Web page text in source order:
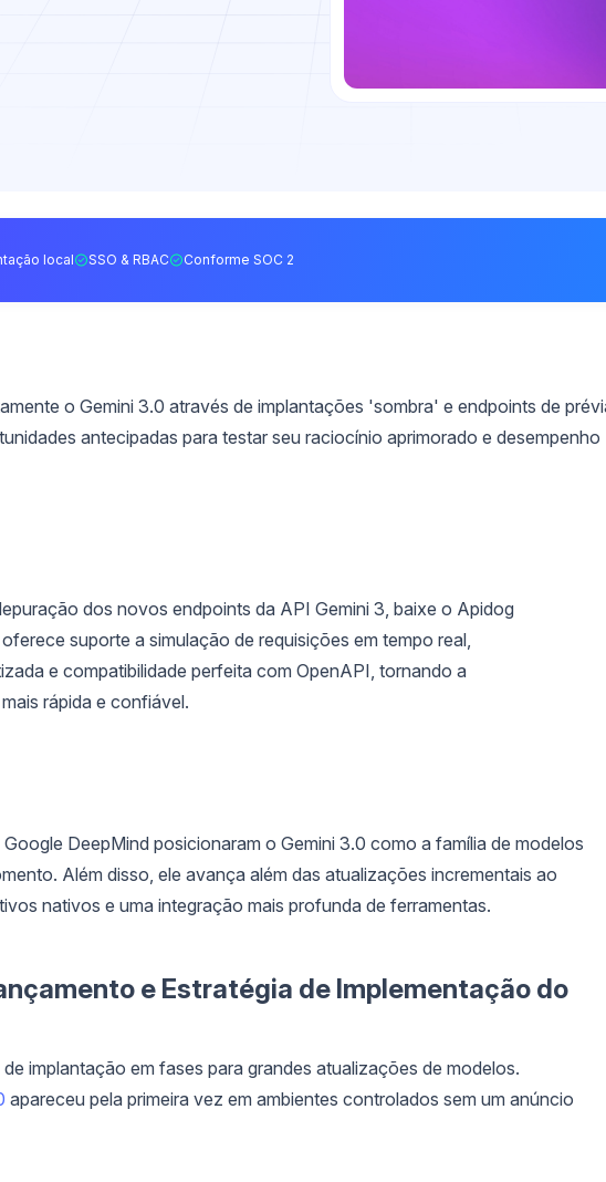
local SSO & RBAC Conforme SOC 2
o Gemini 3.0 através de implantações 'sombra' e endpoints de
antecipadas para testar seu raciocínio aprimorado e desempenho
dos novos endpoints da API Gemini 3, baixe o Apidog
suporte a simulação de requisições em tempo real,
e compatibilidade perfeita com OpenAPI, tornando a
rápida e confiável.
DeepMind posicionaram o Gemini 3.0 como a família de modelos
Além disso, ele avança além das atualizações incrementais ao
nativos e uma integração mais profunda de ferramentas.
e Estratégia de Implementação do
implantação em fases para grandes atualizações de modelos.
apareceu pela primeira vez em ambientes controlados sem um anúncio